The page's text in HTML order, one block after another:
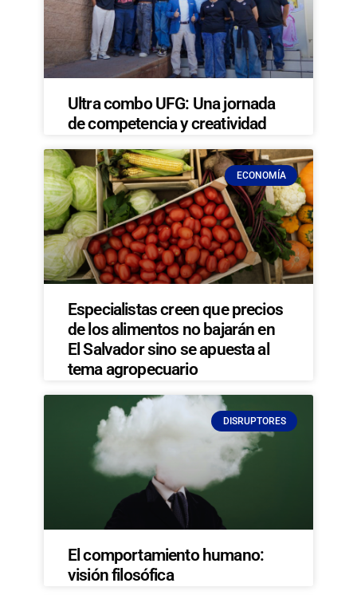
Ultra combo UFG: Una jornada
de competencia y creatividad
ECONOMÍA
Especialistas creen que precios
de los alimentos no bajarán en
El Salvador sino se apuesta al
tema agropecuario
DISRUPTORES
El comportamiento humano:
visión filosófica